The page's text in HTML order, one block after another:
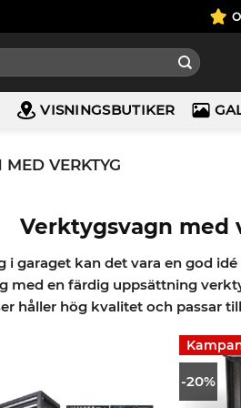
VISNINGSBUTIKER
MED VERKTYG
Verktygsvagn med
i garaget kan det vara en god
med en färdig uppsättning
håller hög kvalitet och passar
-20%